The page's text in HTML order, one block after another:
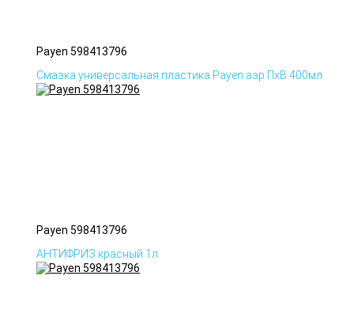
Payen 598413796
Смазка универсальная пластика Payen аэр ПхВ 400мл
Payen 598413796
АНТИФРИЗ красный 1л.